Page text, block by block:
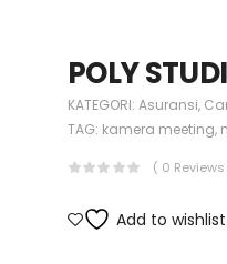
POLY
KATEGORI: Asuransi,
TAG: kamera meeting,
( 0 Reviews
Add to wishlist